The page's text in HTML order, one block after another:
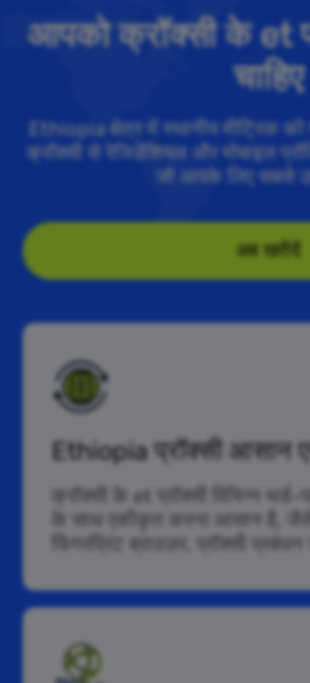
आपको क्रॉक्सी के et
चाहिए
Ethiopia क्षेत्र में स्थानीय मीट्रिक
क्रॉक्सी से रेजिडेंशियल और मोबाइल
जो आपके लिए सबसे
अब खरीदें
Ethiopia प्रॉक्सी आसान
क्रॉक्सी के et प्रॉक्सी विभिन्न थर्ड-
के साथ एकीकृत करना आसान है, जैसे
फिंगरप्रिंट ब्राउज़र, प्रॉक्सी